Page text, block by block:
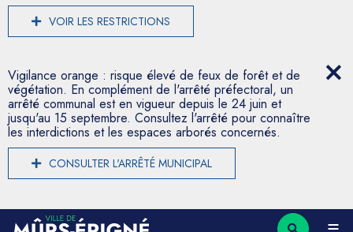
VOIR LES RESTRICTIONS
Vigilance orange : risque élevé de feux de forêt et de
végétation. En complément de l'arrêté préfectoral, un
arrêté communal est en vigueur depuis le 24 juin et
jusqu'au 15 septembre. Consultez l'arrêté pour connaître
les interdictions et les espaces arborés concernés.
CONSULTER L'ARRÊTÉ MUNICIPAL